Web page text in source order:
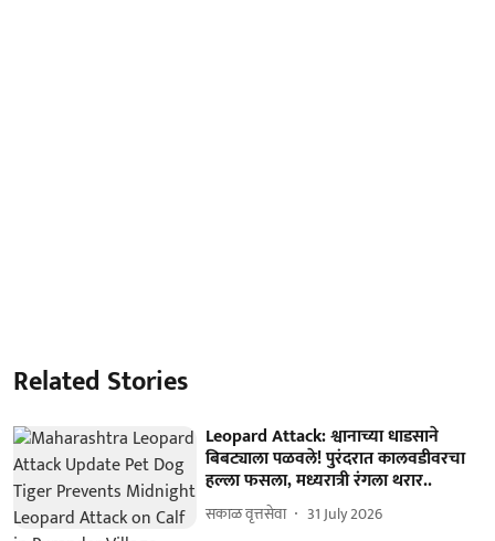
Related Stories
Leopard Attack: श्वानाच्या धाडसाने
बिबट्याला पळवले! पुरंदरात कालवडीवरचा
हल्ला फसला, मध्यरात्री रंगला थरार..
सकाळ वृत्तसेवा 31 July 2026